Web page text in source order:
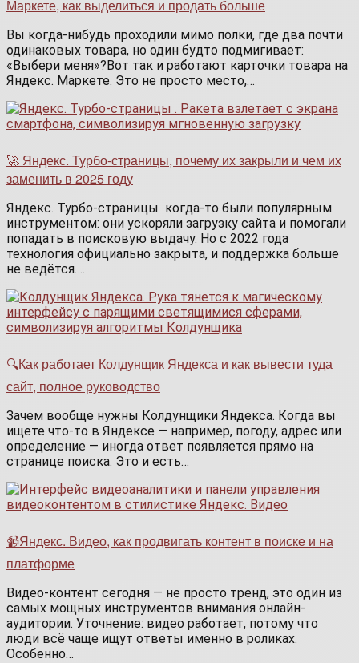
Маркете, как выделиться и продать больше
Вы когда-нибудь проходили мимо полки, где два почти
одинаковых товара, но один будто подмигивает:
«Выбери меня»?Вот так и работают карточки товара на
Яндекс. Маркете. Это не просто место,…
🚀 Яндекс. Турбо-страницы, почему их закрыли и чем их
заменить в 2025 году
Яндекс. Турбо-страницы когда-то были популярным
инструментом: они ускоряли загрузку сайта и помогали
попадать в поисковую выдачу. Но с 2022 года
технология официально закрыта, и поддержка больше
не ведётся….
🔍Как работает Колдунщик Яндекса и как вывести туда
сайт, полное руководство
Зачем вообще нужны Колдунщики Яндекса. Когда вы
ищете что-то в Яндексе — например, погоду, адрес или
определение — иногда ответ появляется прямо на
странице поиска. Это и есть…
📹Яндекс. Видео, как продвигать контент в поиске и на
платформе
Видео-контент сегодня — не просто тренд, это один из
самых мощных инструментов внимания онлайн-
аудитории. Уточнение: видео работает, потому что
люди всё чаще ищут ответы именно в роликах.
Особенно…